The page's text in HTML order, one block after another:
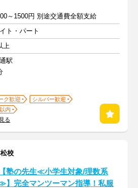
～1500円 別途交通費全額支給
ト・パート
上
駅
ク歓迎
シルバー歓迎
内
る
校
【塾の先生≪小学生対象/理数系
】完全マンツーマン指導！私服